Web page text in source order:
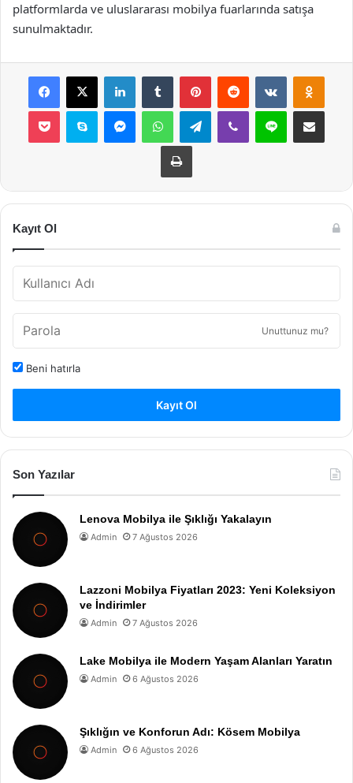
platformlarda ve uluslararası mobilya fuarlarında satışa
sunulmaktadır.
Facebook
X LinkedInTumblr PinterestReddit VKontakte
Pocket Skype MessengerWhatsAppTelegramViber Line E-Posta ile
Yazdır
Kayıt Ol
Unuttunuz mu?
Beni hatırla
Kayıt Ol
Son Yazılar
Lenova Mobilya ile Şıklığı Yakalayın
Admin 7 Ağustos 2026
Lazzoni Mobilya Fiyatları 2023: Yeni Koleksiyon
ve İndirimler
Admin 7 Ağustos 2026
Lake Mobilya ile Modern Yaşam Alanları Yaratın
Admin 6 Ağustos 2026
Şıklığın ve Konforun Adı: Kösem Mobilya
Admin 6 Ağustos 2026